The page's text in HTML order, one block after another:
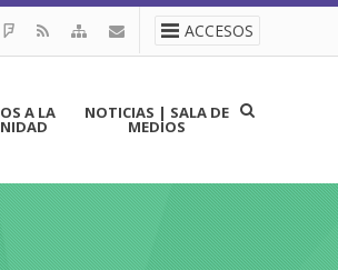
ACCESOS
A LA NOTICIAS | SALA DE
MEDIOS